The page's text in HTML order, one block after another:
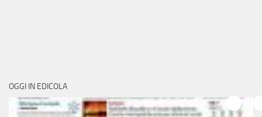
OGGI IN EDICOLA